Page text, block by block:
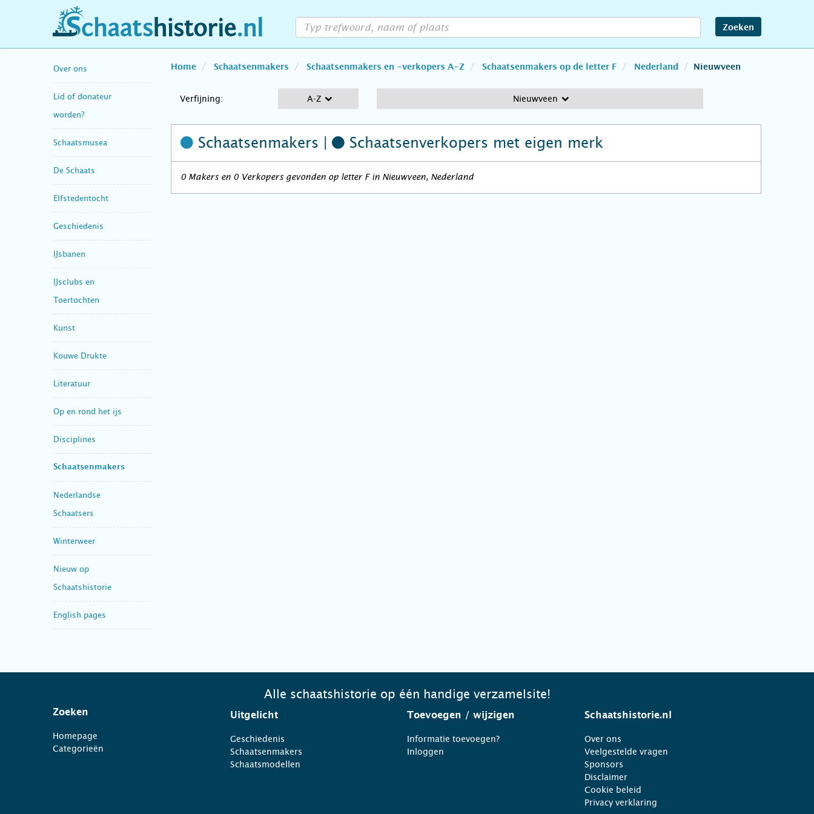
schaatshistorie.nl Zoeken
Over ons
Lid of donateur
worden?
Schaatsmusea
De Schaats
Elfstedentocht
Geschiedenis
IJsbanen
IJsclubs en
Toertochten
Kunst
Kouwe Drukte
Literatuur
Op en rond het ijs
Disciplines
Schaatsenmakers
Nederlandse
Schaatsers
Winterweer
Nieuw op
Schaatshistorie
English pages
Home Schaatsenmakers Schaatsenmakers en -verkopers A-Z Schaatsenmakers op de letter F Nederland Nieuwveen
Verfijning: A-Z Nieuwveen
Schaatsenmakers | Schaatsenverkopers met eigen merk
0 Makers en 0 Verkopers gevonden op letter F in Nieuwveen, Nederland
Alle schaatshistorie op één handige verzamelsite!
Zoeken
Homepage
Categorieën
Uitgelicht
Geschiedenis
Schaatsenmakers
Schaatsmodellen
Toevoegen / wijzigen
Informatie toevoegen?
Inloggen
Schaatshistorie.nl
Over ons
Veelgestelde vragen
Sponsors
Disclaimer
Cookie beleid
Privacy verklaring